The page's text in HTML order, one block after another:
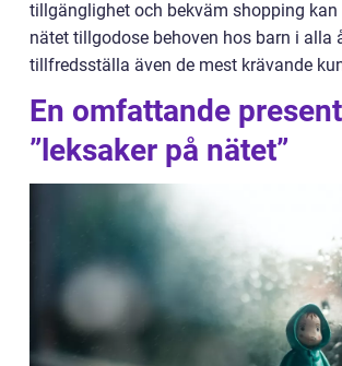
tillgänglighet och bekväm shopping kan
nätet tillgodose behoven hos barn i alla
tillfredsställa även de mest krävande
En omfattande
”leksaker på nätet”